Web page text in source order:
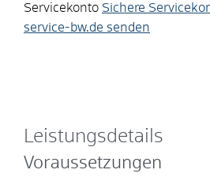
Servicekonto Sichere
service-bw.de senden
Leistungsdetails
Voraussetzungen